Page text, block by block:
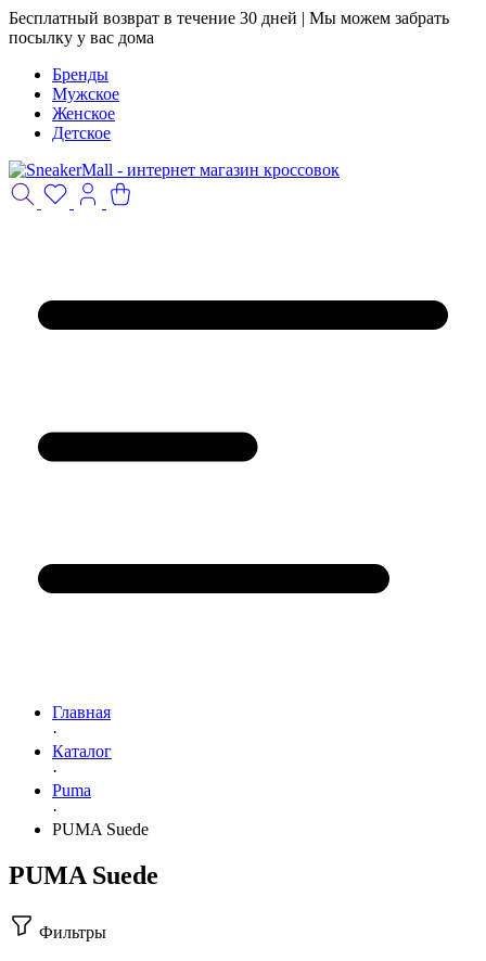
Бесплатный возврат в течение 30 дней | Мы можем забрать
посылку у вас дома
Бренды
Мужское
Женское
Детское
Главная
·
Каталог
·
Puma
·
PUMA Suede
PUMA Suede
Фильтры